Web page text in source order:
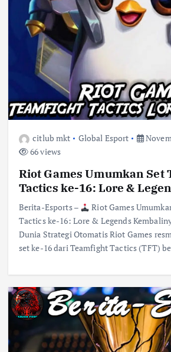
citlub mkt Global Esport
66 views
Riot Games Umumkan Set
Tactics ke-16: Lore &
Berita-Esports –
Riot Games
Tactics ke-16: Lore & Legends
Dunia Strategi Otomatis Riot Games
set ke-16 dari Teamfight Tactics (TFT)